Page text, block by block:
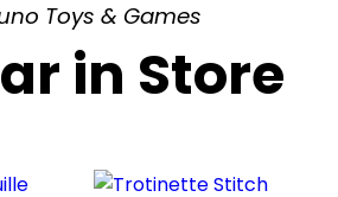
Toys & Games
in Store